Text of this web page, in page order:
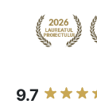
9.7